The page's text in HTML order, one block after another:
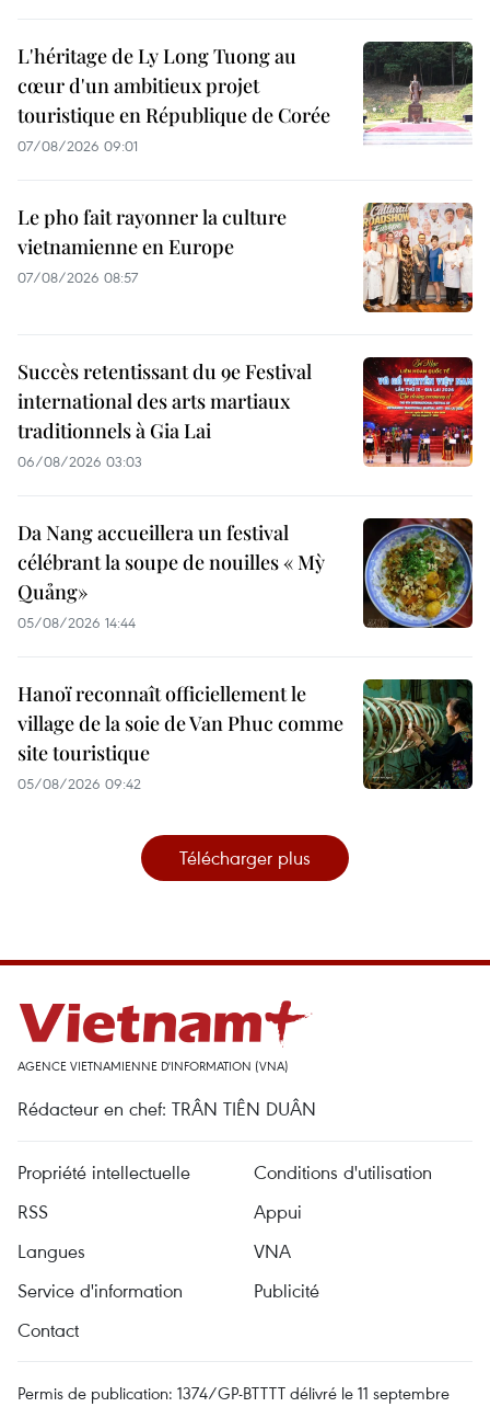
L'héritage de Ly Long Tuong au
cœur d'un ambitieux projet
touristique en République de Corée
07/08/2026 09:01
Le pho fait rayonner la culture
vietnamienne en Europe
07/08/2026 08:57
Succès retentissant du 9e Festival
international des arts martiaux
traditionnels à Gia Lai
06/08/2026 03:03
Da Nang accueillera un festival
célébrant la soupe de nouilles « Mỳ
Quảng»
05/08/2026 14:44
Hanoï reconnaît officiellement le
village de la soie de Van Phuc comme
site touristique
05/08/2026 09:42
Télécharger plus
AGENCE VIETNAMIENNE D'INFORMATION (VNA)
Rédacteur en chef: TRÂN TIÊN DUÂN
Propriété intellectuelle
Conditions d'utilisation
RSS
Appui
Langues
VNA
Service d'information
Publicité
Contact
Permis de publication: 1374/GP-BTTTT délivré le 11 septembre